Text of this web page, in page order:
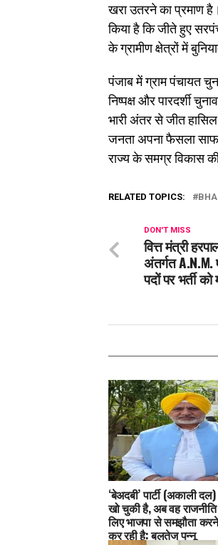
खरा उतरने का प्रमाण है।
किया है कि जीते हुए
के ग्रामीण क्षेत्रों में
पंजाब में ग्राम पंचायत
निष्पक्ष और पारदर्शी
भारी अंतर से जीत
जनता अपना फैसला
राज्य के समग्र विकास
RELATED TOPICS:
DON'T MISS
वित्त मंत्री
अंतर्गत A.N.M.
पदों पर भर्ती को
‘बेअदबी’ पार्टी (अकाली
खो चुकी है, अब वह
लिए भाजपा से समझौता
कर रही है: बलतेज पन्नू